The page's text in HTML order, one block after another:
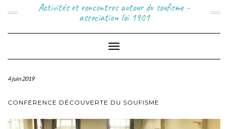
Activités et rencontres autour du soufisme -
association loi 1901
Toggle
Navigation
4 juin 2019
CONFÉRENCE DÉCOUVERTE DU SOUFISME